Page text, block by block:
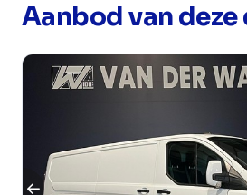
Aanbod van deze